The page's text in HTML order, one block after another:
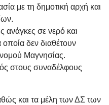
με τη δημοτική αρχή και
ανάγκες σε νερό και
δεν διαθέτουν
νομού Μαγνησίας.
στους συναδέλφους
και τα μέλη των ΔΣ των